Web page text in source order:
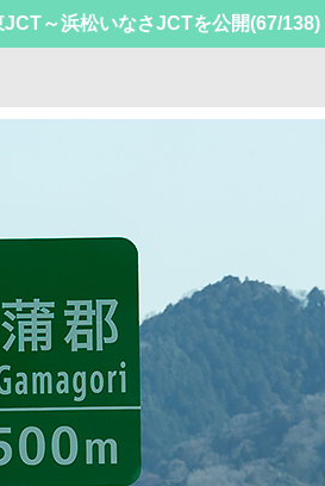
～浜松いなさJCTを公開(67/138)